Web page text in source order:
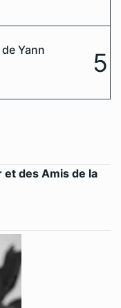
Yann
5
et des Amis de la